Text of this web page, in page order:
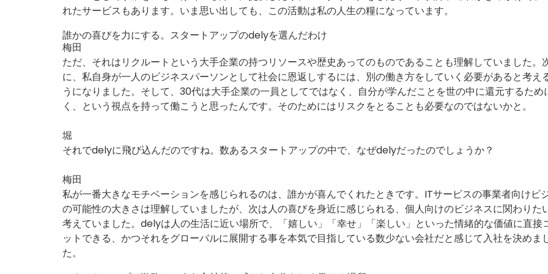
れたサービスもあります。いま思い出しても、この活動は私の人生の糧になっています。
誰かの喜びを力にする。スタートアップのdelyを選んだわけ
梅田
ただ、それはリクルートという大手企業の持つリソースや歴史あってのものであることも理解していました。
に、私自身が一人のビジネスパーソンとして社会に恩返しするには、別の働き方をしていく必要があると考え
うになりました。そして、30代は大手企業の一員としてではなく、自分が学んだことを世の中に還元するため
く、という視点を持って働こうと思ったんです。そのためにはリスクをとることも必要なのではないかと。
堀
それでdelyに飛び込んだのですね。数あるスタートアップの中で、なぜdelyだったのでしょうか？
梅田
私が一番大きなモチベーションを感じられるのは、誰かが喜んでくれたときです。ITサービスの事業者向けビ
の可能性の大きさは理解していましたが、次は人の喜びを身近に感じられる、個人向けのビジネスに関わりた
考えていました。delyは人の生活に近い場所で、「嬉しい」「幸せ」「楽しい」といった情緒的な価値に直接
ットできる、かつそれをグローバルに展開する事を本気で目指している数少ない会社だと感じて入社を決めま
た。